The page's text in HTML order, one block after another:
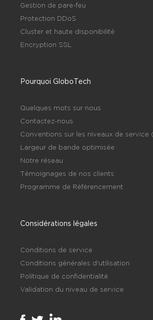
Gestion de pare-feu
Protection DDoS
Cluster et haute disponibilité
Encryption SSL
Pourquoi GloboTech
Quelques mots sur nous
Contactez-nous
Conventions sur les niveaux de service
Largeur de bande optimisée
Notre réseau
Témoignages de nos clients
Programme de Référencement
Considérations légales
Conditions de service
Conditions générales d'utilisation
Politique de confidentialité
Validation du niveau de service